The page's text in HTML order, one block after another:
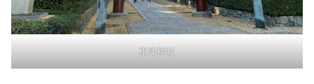
根津神社